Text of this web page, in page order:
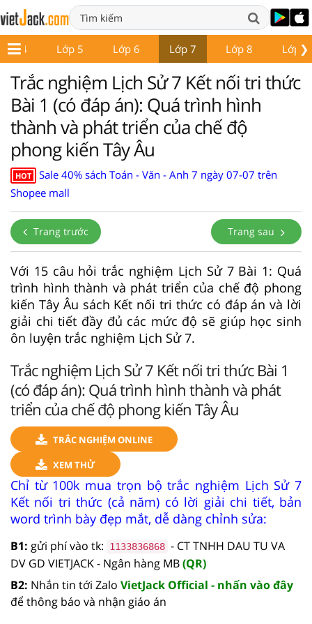
❯
Lớp 4 Lớp 5 Lớp 6 Lớp 7 Lớp 8 Lớp 9
Trắc nghiệm Lịch Sử 7 Kết nối tri thức
Bài 1 (có đáp án): Quá trình hình
thành và phát triển của chế độ
phong kiến Tây Âu
HOT
Sale 40% sách Toán - Văn - Anh 7 ngày 07-07 trên
Shopee mall
Trang trước Trang sau
Với 15 câu hỏi trắc nghiệm Lịch Sử 7 Bài 1: Quá
trình hình thành và phát triển của chế độ phong
kiến Tây Âu sách Kết nối tri thức có đáp án và lời
giải chi tiết đầy đủ các mức độ sẽ giúp học sinh
ôn luyện trắc nghiệm Lịch Sử 7.
Trắc nghiệm Lịch Sử 7 Kết nối tri thức Bài 1
(có đáp án): Quá trình hình thành và phát
triển của chế độ phong kiến Tây Âu
TRẮC NGHIỆM ONLINE
XEM THỬ
Chỉ từ 100k mua trọn bộ trắc nghiệm Lịch Sử 7
Kết nối tri thức (cả năm) có lời giải chi tiết, bản
word trình bày đẹp mắt, dễ dàng chỉnh sửa:
B1: gửi phí vào tk: 1133836868 - CT TNHH DAU TU VA
DV GD VIETJACK - Ngân hàng MB(QR)
B2: Nhắn tin tới Zalo VietJack Official - nhấn vào đây
để thông báo và nhận giáo án